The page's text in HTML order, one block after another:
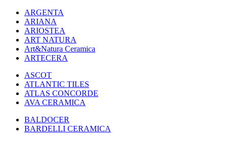
ARGENTA
ARIANA
ARIOSTEA
ART NATURA
Art&Natura Ceramica
ARTECERA
ASCOT
ATLANTIC TILES
ATLAS CONCORDE
AVA CERAMICA
BALDOCER
BARDELLI CERAMICA